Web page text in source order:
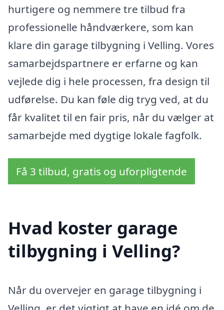
hurtigere og nemmere tre tilbud fra
professionelle håndværkere, som kan
klare din garage tilbygning i Velling. Vores
samarbejdspartnere er erfarne og kan
vejlede dig i hele processen, fra design til
udførelse. Du kan føle dig tryg ved, at du
får kvalitet til en fair pris, når du vælger at
samarbejde med dygtige lokale fagfolk.
Få 3 tilbud, gratis og uforpligtende
Hvad koster garage
tilbygning i Velling?
Når du overvejer en garage tilbygning i